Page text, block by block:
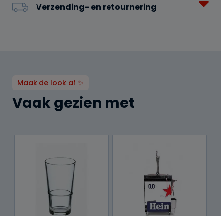
Verzending- en retournering
Maak de look af ✨
Vaak gezien met